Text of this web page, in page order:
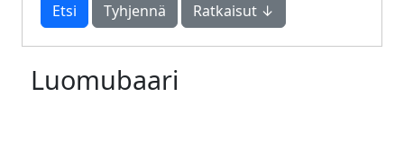
Tyhjennä Ratkaisut ↓
Luomubaari